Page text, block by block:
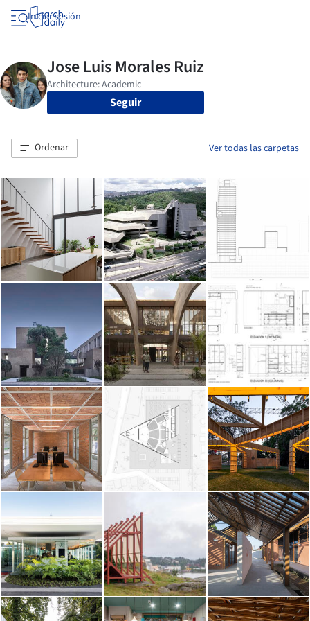
Iniciar sesión
Seguir
Ordenar Ver todas las carpetas